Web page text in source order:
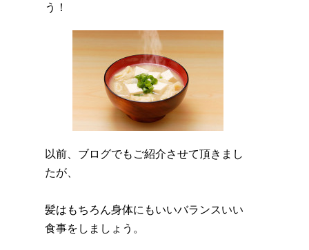
う！
以前、ブログでもご紹介させて頂きまし
たが、
髪はもちろん身体にもいいバランスいい
食事をしましょう。